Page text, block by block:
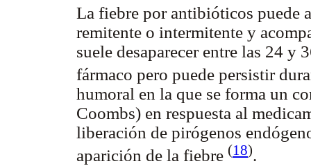
La fiebre por antibióticos puede
remitente o intermitente y
suele desaparecer entre las 24
fármaco pero puede persistir
humoral en la que se forma un
Coombs) en respuesta al
liberación de pirógenos
aparición de la fiebre (18).